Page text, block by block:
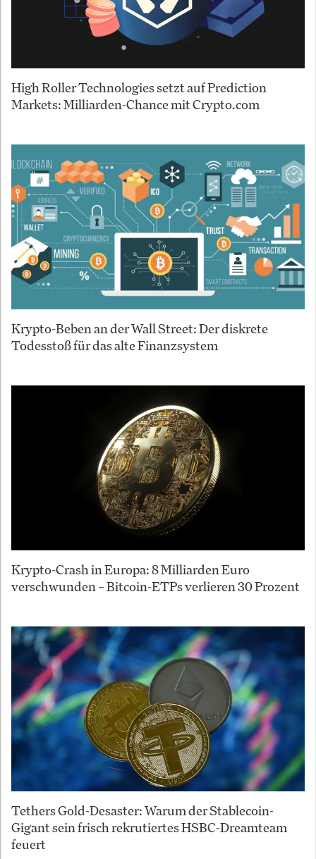
High Roller Technologies setzt auf Prediction
Markets: Milliarden-Chance mit Crypto.com
Krypto-Beben an der Wall Street: Der diskrete
Todesstoß für das alte Finanzsystem
Krypto-Crash in Europa: 8 Milliarden Euro
verschwunden – Bitcoin-ETPs verlieren 30 Prozent
Tethers Gold-Desaster: Warum der Stablecoin-
Gigant sein frisch rekrutiertes HSBC-Dreamteam
feuert